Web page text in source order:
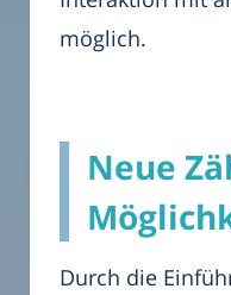
möglich.
Neue
Durch die